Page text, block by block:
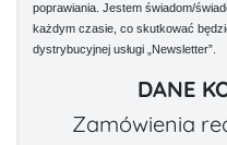
poprawiania. Jestem świadom/
każdym czasie, co skutkować
dystrybucyjnej usługi „Newsletter”.
DANE
Zamówienia